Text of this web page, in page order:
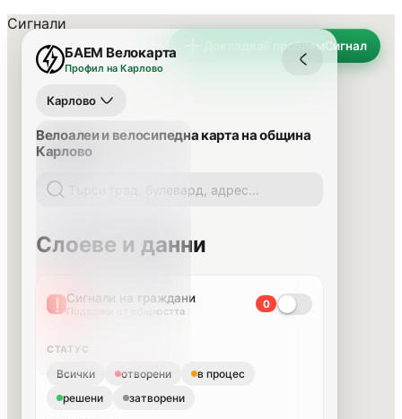
Докладвай проблемСигнал
БАЕМ Велокарта
Профил на Карлово
Карлово
Велоалеи и велосипедна карта на община
Карлово
Слоеве и данни
Сигнали на граждани
Подадени от общността
0
СТАТУС
Всички отворени
в процес
решени
затворени
Сигнали